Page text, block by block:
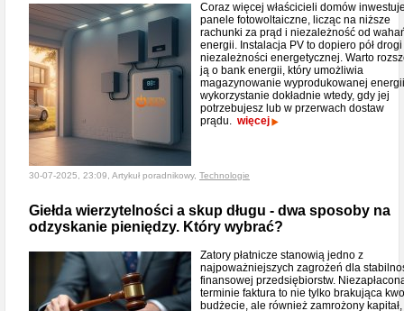
Coraz więcej właścicieli domów
panele fotowoltaiczne, licząc na niższe
rachunki za prąd i niezależność od
energii. Instalacja PV to dopiero pół
niezależności energetycznej. Warto
ją o bank energii, który umożliwia
magazynowanie wyprodukowanej
wykorzystanie dokładnie wtedy, gdy jej
potrzebujesz lub w przerwach dostaw
prądu. więcej
30-07-2025, 23:09, Artykuł poradnikowy, Technologie
Giełda wierzytelności a skup długu - dwa sposoby na
odzyskanie pieniędzy. Który wybrać?
Zatory płatnicze stanowią jedno z
najpoważniejszych zagrożeń dla
finansowej przedsiębiorstw.
terminie faktura to nie tylko brakująca
budżecie, ale również zamrożony